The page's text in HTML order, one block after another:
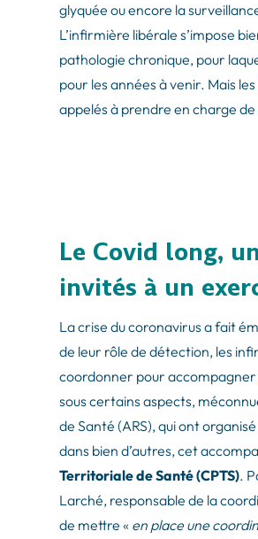
glyquée ou encore la
L’infirmière libérale s’impose
pathologie chronique, pour
pour les années à venir. Mais
appelés à prendre en charge de
Le Covid long,
invités à un
La crise du coronavirus a fait
de leur rôle de détection, les
coordonner pour
sous certains aspects,
de Santé (ARS), qui ont
dans bien d’autres, cet
Territoriale de Santé (CPTS).
Larché, responsable de la
de mettre « en place une